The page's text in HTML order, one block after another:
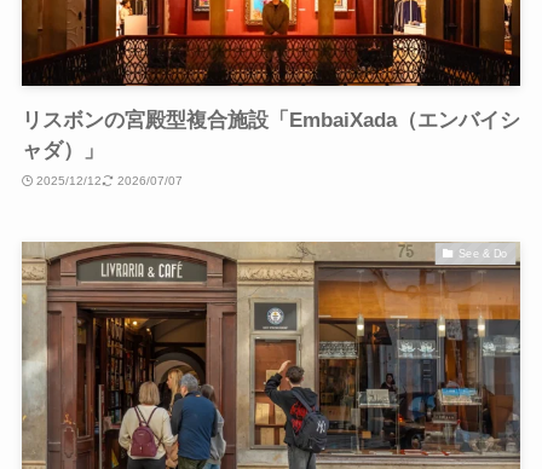
リスボンの宮殿型複合施設「EmbaiXada（エンバイシ
ャダ）」
2025/12/12 2026/07/07
See & Do